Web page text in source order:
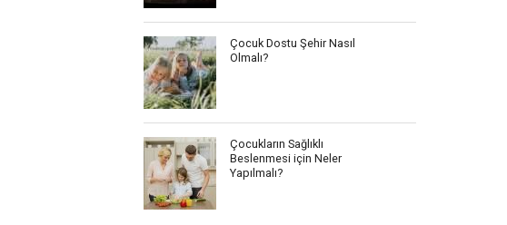
Çocuk Dostu Şehir Nasıl
Olmalı?
Çocukların Sağlıklı
Beslenmesi için Neler
Yapılmalı?